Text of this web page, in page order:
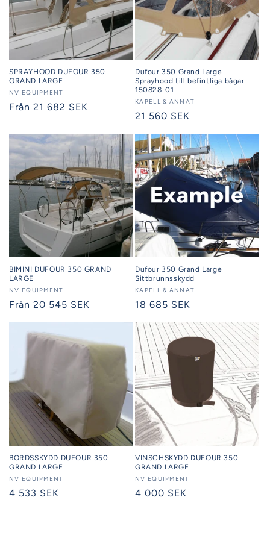
SPRAYHOOD DUFOUR 350
GRAND LARGE
Säljare:
NV EQUIPMENT
Ordinarie
Från 21 682 SEK
Dufour 350 Grand Large
Sprayhood till befintliga bågar
150828-01
Säljare:
KAPELL & ANNAT
Ordinarie
21 560 SEK
BIMINI DUFOUR 350 GRAND
LARGE
Säljare:
NV EQUIPMENT
Ordinarie
Från 20 545 SEK
Dufour 350 Grand Large
Sittbrunnsskydd
Säljare:
KAPELL & ANNAT
Ordinarie
18 685 SEK
BORDSSKYDD DUFOUR 350
GRAND LARGE
Säljare:
NV EQUIPMENT
Ordinarie
4 533 SEK
VINSCHSKYDD DUFOUR 350
GRAND LARGE
Säljare:
NV EQUIPMENT
Ordinarie
4 000 SEK